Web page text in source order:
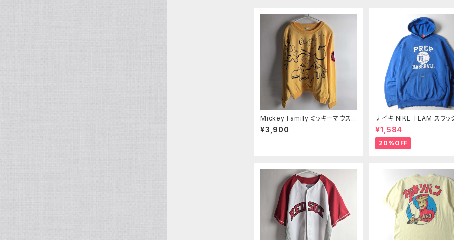
Mickey Family ミッキーマウスビ
ッグプリントスウェットシャツ トレ
ーナー バッドウイング袖 ワッペン
¥3,900
ナイキ NIKE TEAM スウッ
繍入 ベースボールチームプ
スウェットパーカー プルオ
PREP BASEBALL S ブル
¥1,584
20%OFF